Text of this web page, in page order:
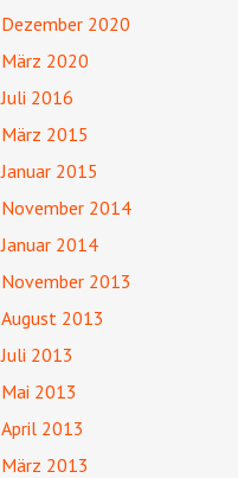
Dezember 2020
März 2020
Juli 2016
März 2015
Januar 2015
November 2014
Januar 2014
November 2013
August 2013
Juli 2013
Mai 2013
April 2013
März 2013